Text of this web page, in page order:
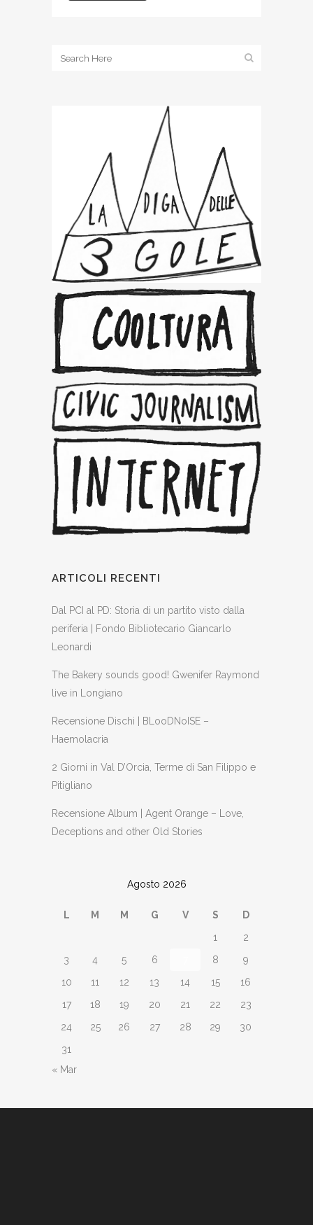
ARTICOLI RECENTI
Dal PCI al PD: Storia di un partito visto dalla
periferia | Fondo Bibliotecario Giancarlo
Leonardi
The Bakery sounds good! Gwenifer Raymond
live in Longiano
Recensione Dischi | BLooDNoISE –
Haemolacria
2 Giorni in Val D’Orcia, Terme di San Filippo e
Pitigliano
Recensione Album | Agent Orange – Love,
Deceptions and other Old Stories
Agosto 2026
L M M G V S
D
1
2
3
4 5 6 8
9
10
11 12 13 14 15
16
17
18 19 20 21 22
23
24
25 26 27 28 29
30
31
« Mar